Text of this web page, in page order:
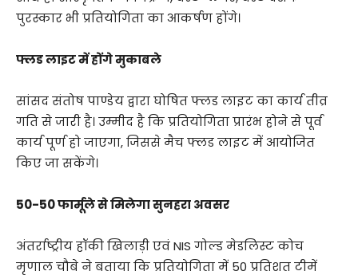
पुरस्कार भी प्रतियोगिता का आकर्षण होंगे।
फ्लड लाइट में होंगे मुकाबले
सांसद संतोष पाण्डेय द्वारा घोषित फ्लड लाइट का कार्य तीव्र
गति से जारी है। उम्मीद है कि प्रतियोगिता प्रारंभ होने से पूर्व
कार्य पूर्ण हो जाएगा, जिससे मैच फ्लड लाइट में आयोजित
किए जा सकेंगे।
50-50 फार्मूले से मिलेगा सुनहरा अवसर
अंतर्राष्ट्रीय हॉकी खिलाड़ी एवं NIS गोल्ड मेडलिस्ट कोच
मृणाल चौबे ने बताया कि प्रतियोगिता में 50 प्रतिशत टीमें